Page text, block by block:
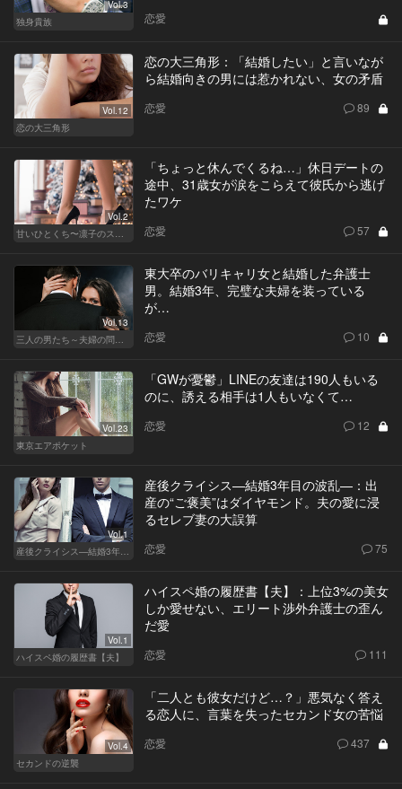
Vol.3
独身貴族
恋愛
Vol.12
恋の大三角形
恋の大三角形：「結婚したい」と言いなが
ら結婚向きの男には惹かれない、女の矛盾
恋愛 89
Vol.2
「ちょっと休んでくるね…」休日デートの
途中、31歳女が涙をこらえて彼氏から逃げ
たワケ
恋愛 57
Vol.13
東大卒のバリキャリ女と結婚した弁護士
男。結婚3年、完璧な夫婦を装っている
が…
恋愛 10
Vol.23
東京エアポケット
「GWが憂鬱」LINEの友達は190人もいる
のに、誘える相手は1人もいなくて…
恋愛 12
Vol.1
産後クライシス—結婚3年目の波乱—：出
産の“ご褒美”はダイヤモンド。夫の愛に浸
るセレブ妻の大誤算
恋愛 75
Vol.1
ハイスペ婚の履歴書【夫】
ハイスペ婚の履歴書【夫】：上位3%の美女
しか愛せない、エリート渉外弁護士の歪ん
だ愛
恋愛 111
Vol.4
セカンドの逆襲
「二人とも彼女だけど…？」悪気なく答え
る恋人に、言葉を失ったセカンド女の苦悩
恋愛 437